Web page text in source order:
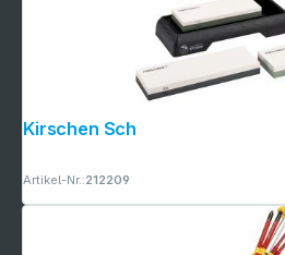
Artikel-Nr.:212209